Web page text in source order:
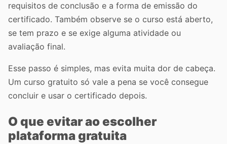
requisitos de conclusão e a forma de emissão do
certificado. Também observe se o curso está aberto,
se tem prazo e se exige alguma atividade ou
avaliação final.
Esse passo é simples, mas evita muita dor de cabeça.
Um curso gratuito só vale a pena se você consegue
concluir e usar o certificado depois.
O que evitar ao escolher
plataforma gratuita